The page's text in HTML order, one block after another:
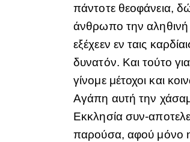
πάντοτε θεοφάνεια,
άνθρωπο την
εξέχεεν εν ταις
δυνατόν. Και τούτο
γίνομε μέτοχοι και
Αγάπη αυτή την
Εκκλησία συν-
παρούσα, αφού μόνο η